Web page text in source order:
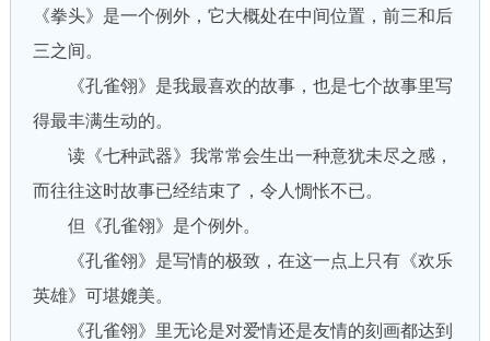
《拳头》是一个例外，它大概处在中间位置，前三和后
三之间。
《孔雀翎》是我最喜欢的故事，也是七个故事里写
得最丰满生动的。
读《七种武器》我常常会生出一种意犹未尽之感，
而往往这时故事已经结束了，令人惆怅不已。
但《孔雀翎》是个例外。
《孔雀翎》是写情的极致，在这一点上只有《欢乐
英雄》可堪媲美。
《孔雀翎》里无论是对爱情还是友情的刻画都达到